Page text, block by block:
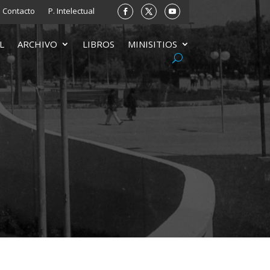
Contacto P. Intelectual
ARCHIVO LIBROS MINISITIOS